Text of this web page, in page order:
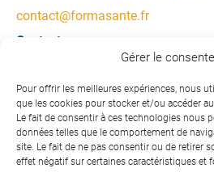
Gérer le
Pour offrir les meilleures expériences, nous
que les cookies pour stocker et/ou accéder
Le fait de consentir à ces technologies nous
données telles que le comportement de
site. Le fait de ne pas consentir ou de retirer
effet négatif sur certaines caractéristiques et
contact@formasante.fr
Contactez-nous
Une question ? Une demande
Contactez-nous